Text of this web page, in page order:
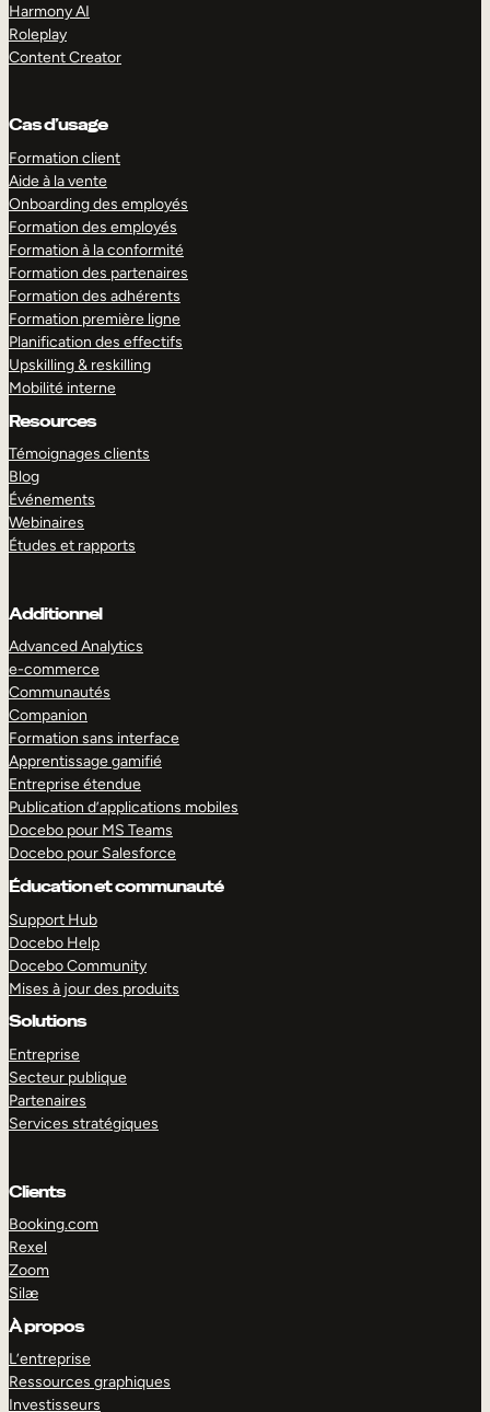
Harmony AI
Roleplay
Content Creator
Cas d’usage
Formation client
Aide à la vente
Onboarding des employés
Formation des employés
Formation à la conformité
Formation des partenaires
Formation des adhérents
Formation première ligne
Planification des effectifs
Upskilling & reskilling
Mobilité interne
Resources
Témoignages clients
Blog
Événements
Webinaires
Études et rapports
Additionnel
Advanced Analytics
e-commerce
Communautés
Companion
Formation sans interface
Apprentissage gamifié
Entreprise étendue
Publication d’applications mobiles
Docebo pour MS Teams
Docebo pour Salesforce
Éducation et communauté
Support Hub
Docebo Help
Docebo Community
Mises à jour des produits
Solutions
Entreprise
Secteur publique
Partenaires
Services stratégiques
Clients
Booking.com
Rexel
Zoom
Silæ
À propos
L’entreprise
Ressources graphiques
Investisseurs